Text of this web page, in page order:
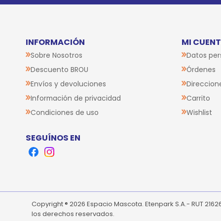
INFORMACIÓN
Sobre Nosotros
Descuento BROU
Envíos y devoluciones
Información de privacidad
Condiciones de uso
MI
Datos
Órdenes
Carrito
Wishlist
SEGUÍNOS EN
FacebookInstagram
Copyright ® 2026 Espacio Mascota. Etenpark S.A.- RUT
los derechos reservados.